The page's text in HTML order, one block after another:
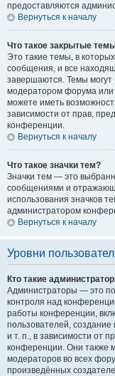
предоставляются
Вернуться к началу
Что такое закрытые
Это такие темы, в
сообщения, и все
завершаются. Темы
модератором форума
можете иметь
зависимости от прав,
конференции.
Вернуться к началу
Что такое значки тем?
Значки тем — это
сообщениями и
использования значков
администратором
Вернуться к началу
Уровни
Кто такие
Администраторы — это
контроля над
работы конференции,
пользователей,
и т. п., в зависимости от
конференции. Они также
модераторов во всех
произведённых